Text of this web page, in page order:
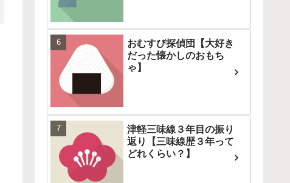
おむすび探偵団【大好き
だった懐かしのおもち
ゃ】
津軽三味線３年目の振り
返り【三味線歴３年って
どれくらい？】